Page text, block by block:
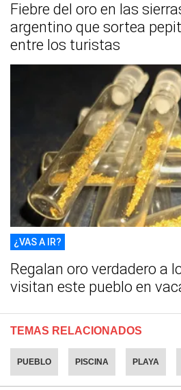
Fiebre del oro en las
argentino que sortea
entre los turistas
¿VAS A IR?
Regalan oro verdadero a
visitan este pueblo en
TEMAS RELACIONADOS
PUEBLO PISCINA PLAYA